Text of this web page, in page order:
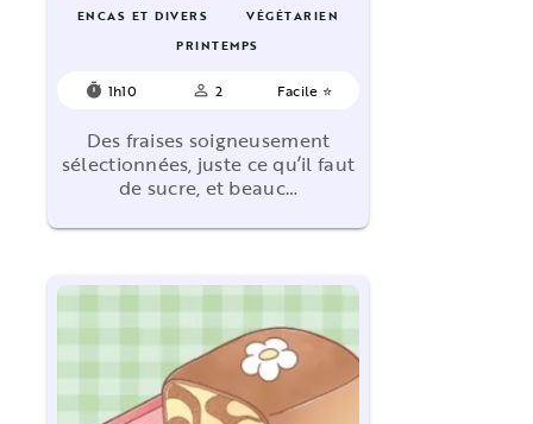
ENCAS ET DIVERS
VÉGÉTARIEN
PRINTEMPS
timer 1h10 person_outline 2 Facile ⭐
Des fraises soigneusement
sélectionnées, juste ce qu’il faut
de sucre, et beauc…